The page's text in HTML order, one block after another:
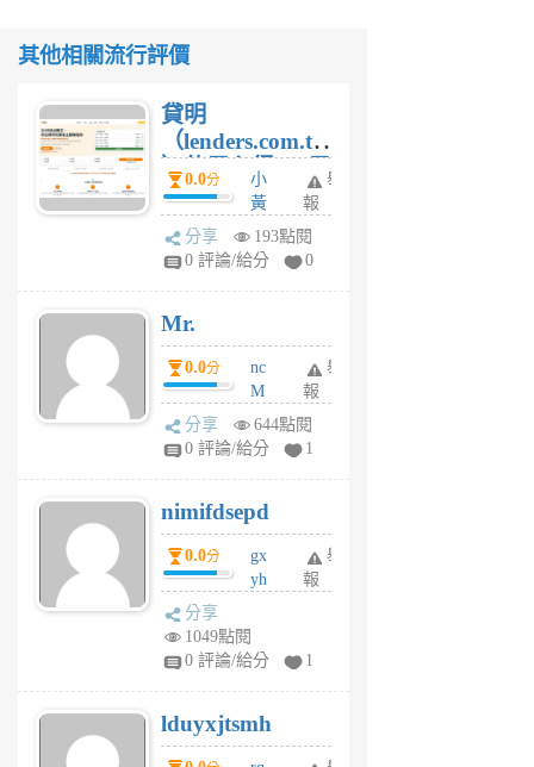
其他相關流行評價
貸明
（lenders.com.tw
）使用心得 — 民
間貸款比較平台
體驗
0.0分
小
黃
蜂
1
舉
報
分享
193點閱
0 評論/給分
0
Mr.
0.0分
nc
M
U
F
U
5
個
月
舉
報
分享
644點閱
0 評論/給分
1
nimifdsepd
0.0分
gx
yh
jl
月
前
舉
報
分享
1049點閱
0 評論/給分
1
lduyxjtsmh